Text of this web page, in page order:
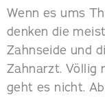
Wenn es ums
denken die
Zahnseide und
Zahnarzt. Völlig
geht es nicht.